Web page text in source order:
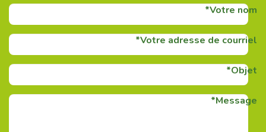
Votre nom
Votre adresse de courriel
Objet
Message